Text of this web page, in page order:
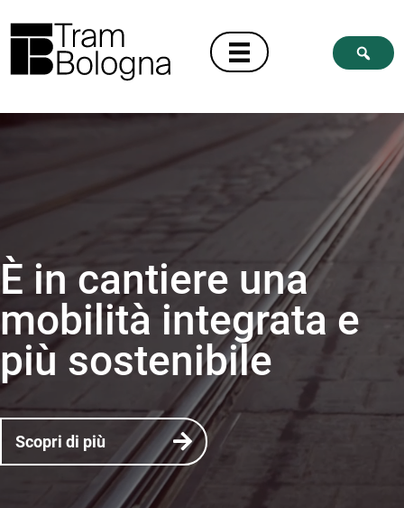
È in cantiere una
mobilità integrata e
più sostenibile
Scopri di più